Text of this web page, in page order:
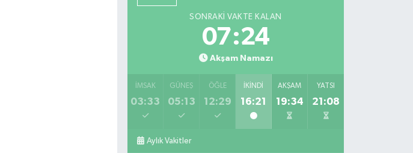
SONRAKI VAKTE KALAN
07:23
Akşam Namazı
İMSAK
03:33
GÜNEŞ
05:13
ÖĞLE
12:29
İKINDI
16:21
AKŞAM
19:34
YATSI
21:08
Aylık Vakitler